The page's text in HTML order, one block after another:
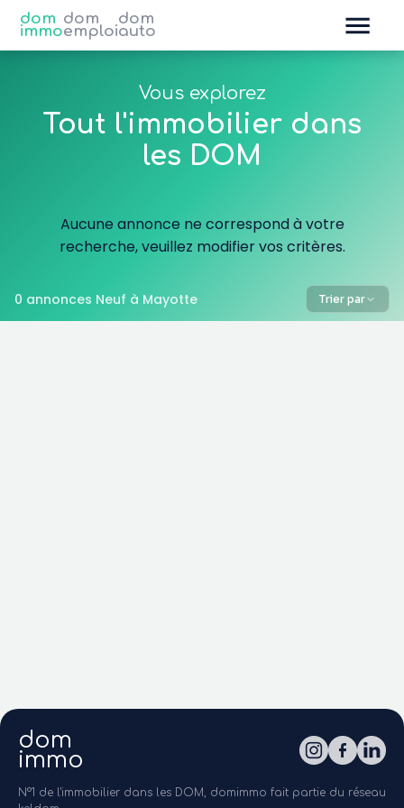
dom
immo
dom
emploi
dom
auto
Vous explorez
Tout l'immobilier dans
les DOM
Aucune annonce ne correspond à votre
recherche, veuillez modifier vos critères.
0 annonces Neuf à Mayotte Trier par
dom
immo
N°1 de l'immobilier dans les DOM, domimmo fait partie du réseau